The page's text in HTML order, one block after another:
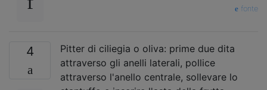
fonte
4
Pitter di ciliegia o oliva: prime due dita
attraverso gli anelli laterali, pollice
attraverso l'anello centrale, sollevare lo